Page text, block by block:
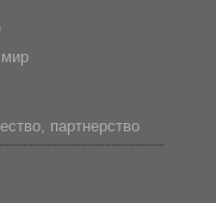
партнерство